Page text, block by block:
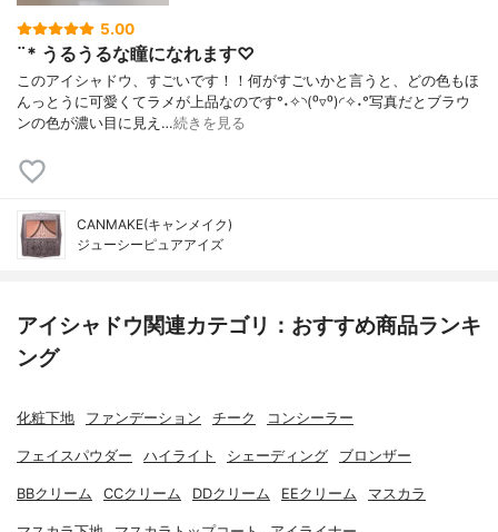
5.00
¨* うるうるな瞳になれます♡
このアイシャドウ、すごいです！！何がすごいかと言うと、どの色もほ
んっとうに可愛くてラメが上品なのです°˖✧◝(⁰▿⁰)◜✧˖°写真だとブラウ
ンの色が濃い目に見え…続きを見る
CANMAKE(キャンメイク)
ジューシーピュアアイズ
アイシャドウ関連カテゴリ：おすすめ商品ランキ
ング
化粧下地 ファンデーション チーク コンシーラー
フェイスパウダー ハイライト シェーディング ブロンザー
BBクリーム CCクリーム DDクリーム EEクリーム マスカラ